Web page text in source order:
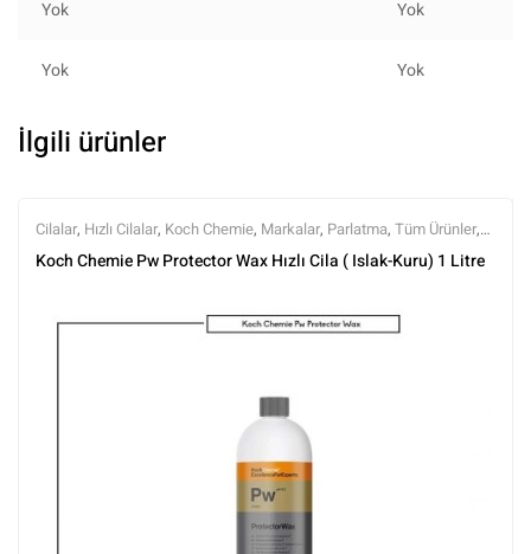
Yok Yok
Yok Yok
İlgili ürünler
Cilalar, Hızlı Cilalar, Koch Chemie, Markalar, Parlatma, Tüm Ürünler,
Tüm Ürünler
Koch Chemie Pw Protector Wax Hızlı Cila ( Islak-Kuru) 1 Litre